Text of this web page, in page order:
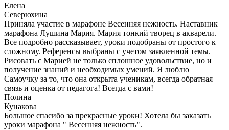
Елена
Северюхина
Приняла участие в марафоне Весенняя нежность. Наставник
марафона Лушина Мария. Мария тонкий творец в акварели.
Все подробно рассказывает, уроки подобраны от простого к
сложному. Референсы выбраны с учетом заявленной темы.
Рисовать с Марией не только сплошное удовольствие, но и
получение знаний и необходимых умений. Я люблю
Самоучку за то, что она открыта ученикам, всегда обратная
связь и оценка от педагога! Всегда с вами!
Полина
Кунакова
Большое спасибо за прекрасные уроки! Хотела бы заказать
уроки марафона " Весенняя нежность".